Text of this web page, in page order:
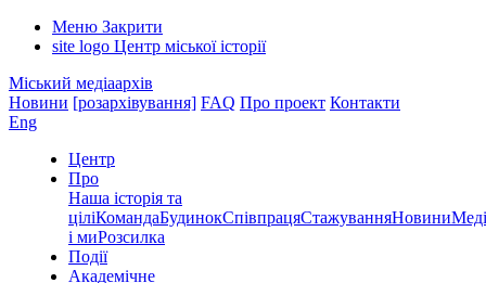
Меню Закрити
site logo Центр міської історії
Міський медіаархів
Новини [розархівування] FAQ Про проект Контакти
Eng
Центр
Про
Наша історія та
ціліКомандаБудинокСпівпрацяСтажуванняНовини
і миРозсилка
Події
Академічне